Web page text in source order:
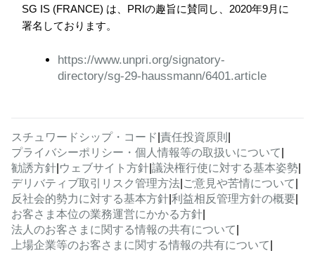
SG IS (FRANCE) は、PRIの趣旨に賛同し、2020年9月に
署名しております。
https://www.unpri.org/signatory-
directory/sg-29-haussmann/6401.article
スチュワードシップ・コード 責任投資原則
プライバシーポリシー・個人情報等の取扱いについて
勧誘方針 ウェブサイト方針 議決権行使に対する基本姿勢
デリバティブ取引リスク管理方法 ご意見や苦情について
反社会的勢力に対する基本方針 利益相反管理方針の概要
お客さま本位の業務運営にかかる方針
法人のお客さまに関する情報の共有について
上場企業等のお客さまに関する情報の共有について